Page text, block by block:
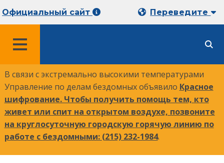
Официальный сайт Переведите
В связи с экстремально высокими температурами
Управление по делам бездомных объявило Красное
шифрование. Чтобы получить помощь тем, кто
живет или спит на открытом воздухе, позвоните
на круглосуточную городскую горячую линию по
работе с бездомными: (215) 232-1984.